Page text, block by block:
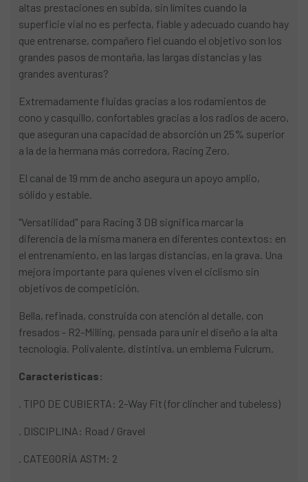
altas prestaciones en subida, sin límites cuando la
superficie vial no es perfecta, fiable y adecuado cuando hay
que entrenarse, compañero fiel cuando el objetivo son los
grandes pasos de montaña, las largas distancias y las
grandes aventuras?
Extremadamente fluidas gracias a los rodamientos de
cono y casquillo, confortables gracias a los radios de acero,
que aseguran una capacidad de absorción un 25% superior
a la de la hermana más corredora, Racing Zero.
El canal de 19 mm de ancho asegura un apoyo amplio,
sólido y estable.
"Versatilidad" para Racing 3 DB significa marcar la
diferencia de la misma manera en diferentes contextos: en
el entrenamiento, en las largas distancias, en la grava. Una
mejora importante para quienes viven el ciclismo sin
objetivos de competición.
Bella, refinada, construida con atención al detalle, con
fresados - R2-Milling, pensada para unir el diseño a la alta
tecnología. Polivalente, distintiva, un emblema Fulcrum.
Características:
. TIPO DE CUBIERTA: 2-Way Fit (for clincher and tubeless)
. DISCIPLINA: Road / Gravel
. CATEGORÍA ASTM: 2